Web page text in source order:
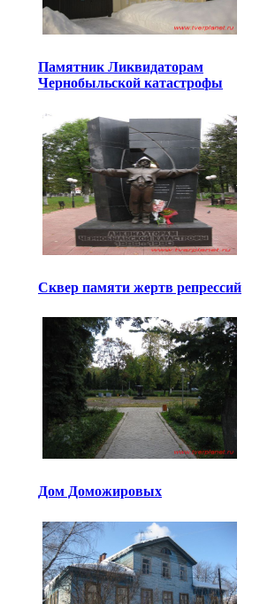
Памятник Ликвидаторам
Чернобыльской катастрофы
Сквер памяти жертв репрессий
Дом Доможировых